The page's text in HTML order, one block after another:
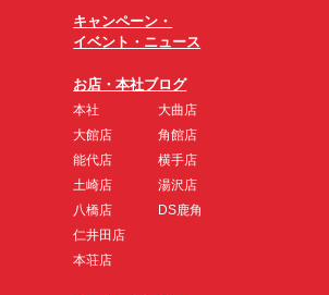
キャンペーン・
イベント・ニュース
お店・本社ブログ
本社
大館店
能代店
土崎店
八橋店
仁井田店
本荘店
大曲店
角館店
横手店
湯沢店
DS鹿角